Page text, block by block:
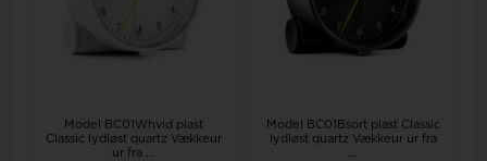
Model BC01Whvid plast
Classic lydløst quartz Vækkeur
ur fra ...
Model BC01Bsort plast Classic
lydløst quartz Vækkeur ur fra
...